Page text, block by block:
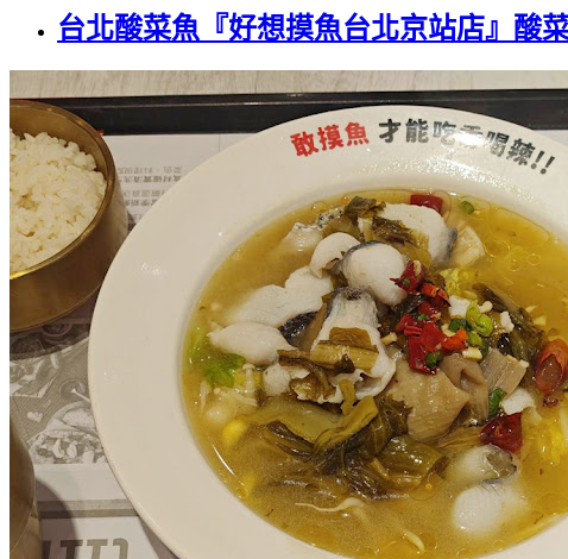
台北酸菜魚『好想摸魚台北京站店』酸